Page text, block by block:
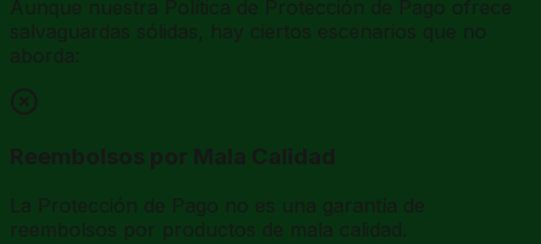
Aunque nuestra Política de Protección de Pago ofrece
salvaguardas sólidas, hay ciertos escenarios que no
aborda:
Reembolsos por Mala Calidad
La Protección de Pago no es una garantía de
reembolsos por productos de mala calidad.